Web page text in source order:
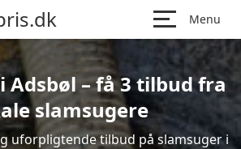
Menu
Adsbøl – få 3 tilbud fra
slamsugere
uforpligtende tilbud på slamsuger i